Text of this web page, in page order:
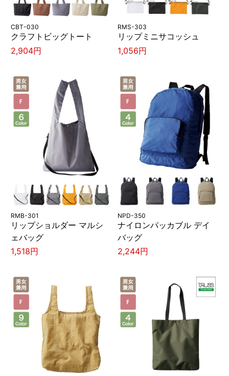
CBT-030
クラフトビッグトート
2,904円
RMS-303
リップミニサコッシュ
1,056円
RMB-301
リップショルダー マルシ
ェバッグ
1,518円
NPD-350
ナイロンパッカブル デイ
バッグ
2,244円